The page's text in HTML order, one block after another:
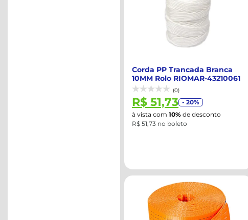
Corda PP Trancada Branca
10MM Rolo RIOMAR-43210061
(0)
R$ 51,73 - 20%
à vista com 10% de desconto
R$ 51,73 no boleto